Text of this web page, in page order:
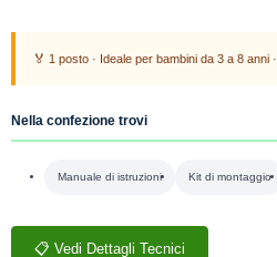
🏅 1 posto · Ideale per bambini da 3 a 8 anni
Nella confezione trovi
Manuale di istruzioni Kit di montaggio
📋 Vedi Dettagli Tecnici